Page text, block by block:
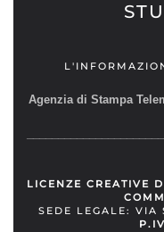
Agenzia di Stampa
LICENZE CREATIVE
SEDE LEGALE: